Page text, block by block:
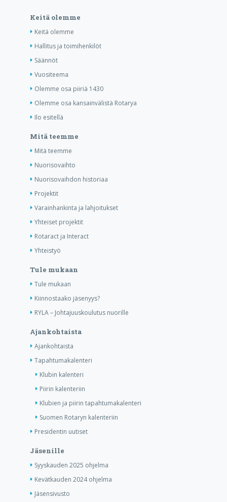
Keitä olemme
Keitä olemme
Hallitus ja toimihenkilöt
Säännöt
Vuositeema
Olemme osa piiriä 1430
Olemme osa kansainvälistä Rotarya
Ilo esitellä
Mitä teemme
Mitä teemme
Nuorisovaihto
Nuorisovaihdon historiaa
Projektit
Varainhankinta ja lahjoitukset
Yhteiset projektit
Rotaract ja Interact
Yhteistyö
Tule mukaan
Tule mukaan
Kiinnostaako jäsenyys?
RYLA – Johtajuuskoulutus nuorille
Ajankohtaista
Ajankohtaista
Tapahtumakalenteri
Klubin kalenteri
Piirin kalenteriin
Klubien ja piirin tapahtumakalenteri
Suomen Rotaryn kalenteriin
Presidentin uutiset
Jäsenille
Syyskauden 2025 ohjelma
Kevätkauden 2024 ohjelma
Jäsensivusto